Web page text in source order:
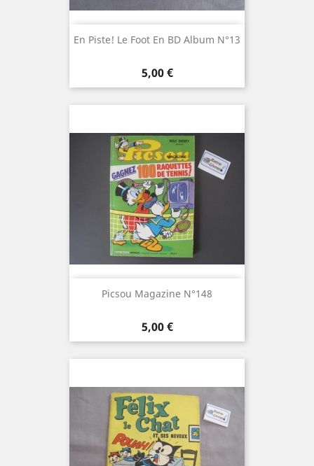
En Piste! Le Foot En BD Album N°13
Prix
5,00 €
Picsou Magazine N°148
Prix
5,00 €